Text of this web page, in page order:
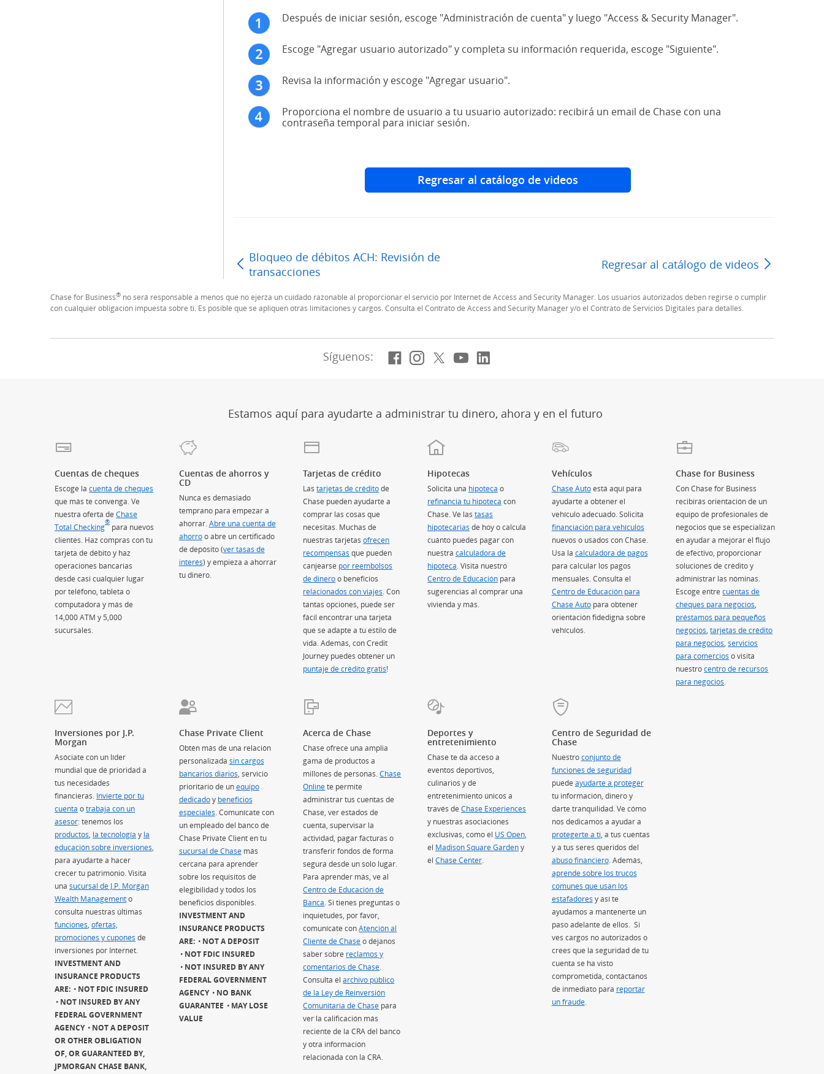
Después de iniciar sesión, escoge "Administración de cuenta" y luego "Access & Security Manager".
Escoge "Agregar usuario autorizado" y completa su información requerida, escoge "Siguiente".
Revisa la información y escoge "Agregar usuario".
Proporciona el nombre de usuario a tu usuario autorizado: recibirá un email de Chase con una
contraseña temporal para iniciar sesión.
Regresar al catálogo de videos
Bloqueo de débitos ACH: Revisión de
transacciones
Regresar al catálogo de videos Página
Chase for Business® no será responsable a menos que no ejerza un cuidado razonable al proporcionar el servicio por Internet de Access and Security Manager. Los usuarios autorizados deben regirse o cumplir
con cualquier obligación impuesta sobre ti. Es posible que se apliquen otras limitaciones y cargos. Consulta el Contrato de Access and Security Manager y/o el Contrato de Servicios Digitales para detalles.
Síguenos: Facebook
(Se abre en superposición)
Instagram
(Se abre en superposición)
X, anteriormente conocida como Twitter
(Se abre en superposición)
YouTube
(Se abre en superposición)
Estamos aquí para ayudarte a administrar tu dinero, ahora y en el futuro
Cuentas de cheques
Escoge la cuenta de cheques
que más te convenga. Ve
nuestra oferta de Chase
Total Checking
®
(Se abre en superposición)
para nuevos
clientes. Haz compras con tu
tarjeta de débito y haz
operaciones bancarias
desde casi cualquier lugar
por teléfono, tableta o
computadora y más de
14,000 ATM y 5,000
sucursales.
Cuentas de ahorros y
CD
Nunca es demasiado
temprano para empezar a
ahorrar. Abre una cuenta de
ahorroo abre un certificado
de depósito (ver tasas de
interés) y empieza a ahorrar
tu dinero.
Tarjetas de crédito
Lastarjetas de crédito(Se abre en superposición)
de
Chase pueden ayudarte a
comprar las cosas que
necesitas. Muchas de
nuestras tarjetasofrecen
recompensas (Se abre en superposición)
que pueden
canjearse por reembolsos
de dinero(Se abre en superposición)
o beneficios
relacionados con viajes (Se abre en superposición)
. Con
tantas opciones, puede ser
fácil encontrar una tarjeta
que se adapte a tu estilo de
vida. Además, con Credit
Journey puedes obtener un
puntaje de crédito gratis(Se abre en superposición)
!
Hipotecas
Solicita una hipoteca o
refinancia tu hipoteca con
Chase. Ve las tasas
hipotecarias (Se abre en superposición)
de hoy o calcula
cuánto puedes pagar con
nuestra calculadora de
hipoteca (Se abre en superposición)
. Visita nuestro
Centro de Educación(Se abre en superposición)
para
sugerencias al comprar una
vivienda y más.
Vehículos
Chase Auto(Se abre en superposición)
está aquí para
ayudarte a obtener el
vehículo adecuado. Solicita
financiación para vehículos (Se abre en superposición)
nuevos o usados con Chase.
Usa la calculadora de pagos (Se abre en superposición)
para calcular los pagos
mensuales. Consulta el
Centro de Educación para
Chase Auto(Se abre en superposición)
para obtener
orientación fidedigna sobre
vehículos.
Chase for Business
Con Chase for Business
recibirás orientación de un
equipo de profesionales de
negocios que se especializan
en ayudar a mejorar el flujo
de efectivo, proporcionar
soluciones de crédito y
administrar las nóminas.
Escoge entrecuentas de
cheques para negocios
préstamos para pequeños
negocios (Se abre en superposición)
,tarjetas de crédito
para negocios (Se abre en superposición)
,servicios
para comercios (Se abre en superposición)
o visita
nuestrocentro de recursos
para negocios
Inversiones por J.P.
Morgan
Asóciate con un líder
mundial que dé prioridad a
tus necesidades
financieras. Invierte por tu
cuenta (Se abre en superposición)
otrabaja con un
asesor(Se abre en superposición)
: tenemos los
productos (Se abre en superposición)
la tecnología (Se abre en superposición)
y la
educación sobre inversiones (Se abre en superposición)
para ayudarte a hacer
crecer tu patrimonio. Visita
una sucursal de J.P. Morgan
Wealth Management(Se abre en superposición)
o
consulta nuestras últimas
funciones (Se abre en superposición)
ofertas,
promociones y cupones (Se abre en superposición)
de
inversiones por Internet.
INVESTMENT AND
INSURANCE PRODUCTS
ARE:
NOT FDIC INSURED
NOT INSURED BY ANY
FEDERAL GOVERNMENT
AGENCY
NOT A DEPOSIT
OR OTHER OBLIGATION
OF, OR GUARANTEED BY,
JPMORGAN CHASE BANK,
Chase Private Client
Obtén más de una relación
personalizada sin cargos
bancarios diarios (Se abre en superposición)
, servicio
prioritario de unequipo
dedicado(Se abre en superposición)
y beneficios
especiales (Se abre en superposición)
. Comunícate con
un empleado del banco de
Chase Private Client en tu
sucursal de Chasemás
cercana para aprender
sobre los requisitos de
elegibilidad y todos los
beneficios disponibles.
INVESTMENT AND
INSURANCE PRODUCTS
ARE:
NOT A DEPOSIT
NOT FDIC INSURED
NOT INSURED BY ANY
FEDERAL GOVERNMENT
AGENCY
NO BANK
GUARANTEE
MAY LOSE
VALUE
Acerca de Chase
Chase ofrece una amplia
gama de productos a
millones de personas.Chase
Onlinete permite
administrar tus cuentas de
Chase, ver estados de
cuenta, supervisar la
actividad, pagar facturas o
transferir fondos de forma
segura desde un solo lugar.
Para aprender más, ve al
Centro de Educación de
Banca (Se abre en superposición)
. Si tienes preguntas o
inquietudes, por favor,
comunícate conAtención al
Cliente de Chaseo déjanos
saber sobre reclamos y
comentarios de Chase
Consulta elarchivo público
de la Ley de Reinversión
Comunitaria de Chase (Se abre en superposición)
para
ver la calificación más
reciente de la CRA del banco
y otra información
relacionada con la CRA.
Deportes y
entretenimiento
Chase te da acceso a
eventos deportivos,
culinarios y de
entretenimiento únicos a
través de Chase Experiences (Se abre en superposición)
y nuestras asociaciones
exclusivas, como el US Open(Se abre en superposición)
,
el Madison Square Garden(Se abre en superposición)
y
el Chase Center(Se abre en superposición)
.
Centro de Seguridad de
Chase
Nuestroconjunto de
funciones de seguridad
puede ayudarte a proteger
tu información, dinero y
darte tranquilidad. Ve cómo
nos dedicamos a ayudar a
protegerte a ti , a tus cuentas
y a tus seres queridos del
abuso financiero. Además,
aprende sobre los trucos
comunes que usan los
estafadores (Se abre en superposición)
y así te
ayudamos a mantenerte un
paso adelante de ellos. Si
ves cargos no autorizados o
crees que la seguridad de tu
cuenta se ha visto
comprometida, contáctanos
de inmediato para reportar
un fraude.